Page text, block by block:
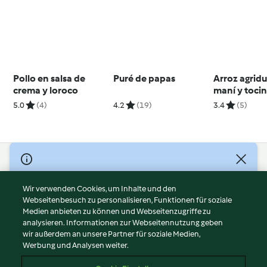
Pollo en salsa de
crema y loroco
5.0 (4)
Puré de papas
4.2 (19)
Arroz
maní y
3.4 (5)
© Copyright 2026
Nutzungsbedingungen
Datenschutzrichtlinien
Disclaimer
Impressum
Cookies
Wir verwenden Cookies, um Inhalte und den
Webseitenbesuch zu personalisieren, Funktionen für soziale
Medien anbieten zu können und Webseitenzugriffe zu
analysieren. Informationen zur Webseitennutzung geben
wir außerdem an unsere Partner für soziale Medien,
Werbung und Analysen weiter.